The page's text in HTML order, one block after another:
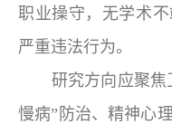
职业操守，无学术
严重违法行为。
研究方向应聚焦
慢病”防治、精神心